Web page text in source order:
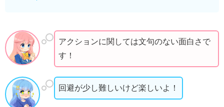
アクションに関しては文句のない面白さで
す！
回避が少し難しいけど楽しいよ！